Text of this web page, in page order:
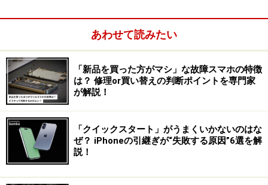
どうやって生まれたのか？
Ring は、「Logbar(ログバー)」というベンチャー企業の
CEO 吉田卓郎氏の発案 で世の中に登場し、同社が開発を
あわせて読みたい
「新品を買った方がマシ」な故障スマホの特徴
は？ 修理or買い替えの判断ポイントを専門家
が解説！
「クイックスタート」がうまくいかないのはな
ぜ？ iPhoneの引継ぎが“失敗する原因”6選を解
説！